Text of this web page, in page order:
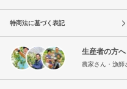
特商法に基づく表記
生産者の方へ
農家さん・漁師